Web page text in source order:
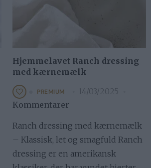
Hjemmelavet Ranch dressing
med kærnemælk
PREMIUM
14/03/2025
Kommentarer
Ranch dressing med kærnemælk
– Klassisk, let og smagfuld Ranch
dressing er en amerikansk